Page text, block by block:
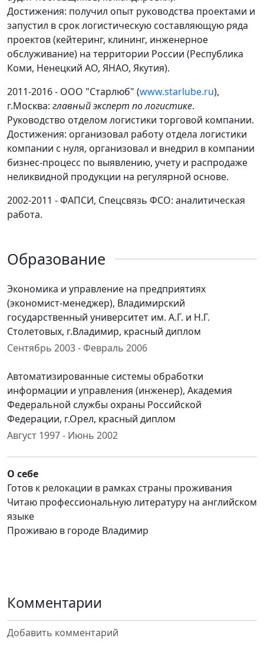
Достижения: получил опыт руководства проектами и
запустил в срок логистическую составляющую ряда
проектов (кейтеринг, клининг, инженерное
обслуживание) на территории России (Республика
Коми, Ненецкий АО, ЯНАО, Якутия).
2011-2016 - ООО "Старлюб" (www.starlube.ru),
г.Москва: главный эксперт по логистике.
Руководство отделом логистики торговой компании.
Достижения: организовал работу отдела логистики
компании с нуля, организовал и внедрил в компании
бизнес-процесс по выявлению, учету и распродаже
неликвидной продукции на регулярной основе.
2002-2011 - ФАПСИ, Спецсвязь ФСО: аналитическая
работа.
Образование
Экономика и управление на предприятиях
(экономист-менеджер), Владимирский
государственный университет им. А.Г. и Н.Г.
Столетовых, г.Владимир, красный диплом
Сентябрь 2003 - Февраль 2006
Автоматизированные системы обработки
информации и управления (инженер), Академия
Федеральной службы охраны Российской
Федерации, г.Орел, красный диплом
Август 1997 - Июнь 2002
О себе
Готов к релокации в рамках страны проживания
Читаю профессиональную литературу на английском
языке
Проживаю в городе Владимир
Комментарии
Добавить комментарий